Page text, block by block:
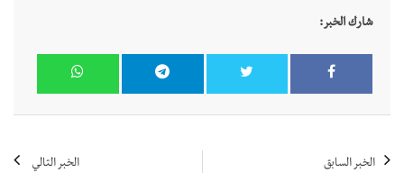
شارك الخبر:
الخبر السابق الخبر التالي